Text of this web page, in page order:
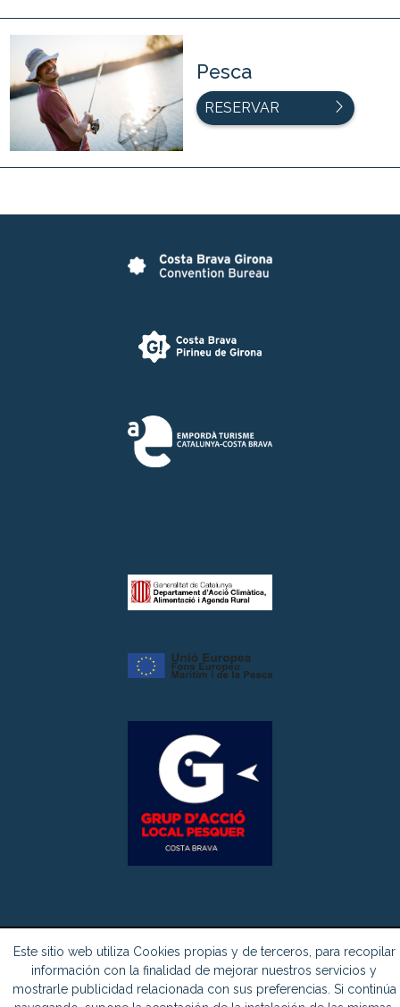
Pesca
RESERVAR
© Copyright 2026 -Creuers Mare Nostrum | Todos los derechos
reservados.
Este sitio web utiliza Cookies propias y de terceros, para recopilar
información con la finalidad de mejorar nuestros servicios y
mostrarle publicidad relacionada con sus preferencias. Si continúa